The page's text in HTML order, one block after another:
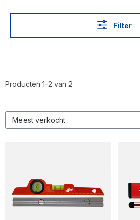
Filter
Producten 1-2 van 2